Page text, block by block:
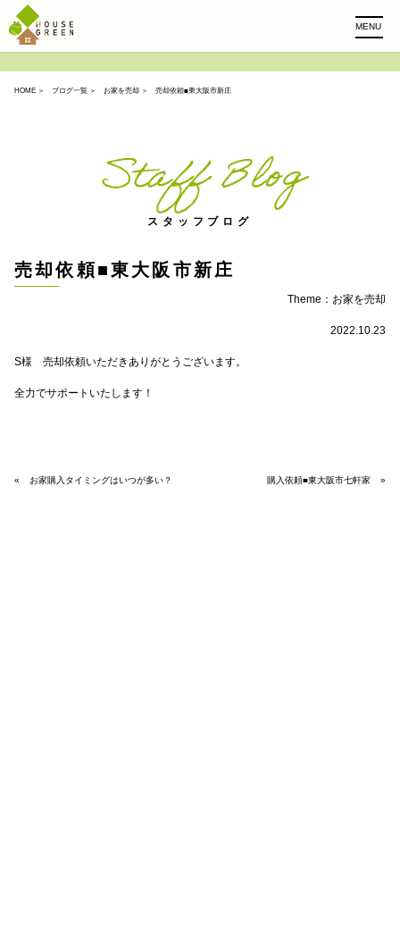
MENU
HOME ＞ ブログ一覧 ＞ お家を売却 ＞ 売却依頼■東大阪市新庄
Staff Blog
スタッフブログ
売却依頼■東大阪市新庄
Theme： お家を売却
2022.10.23
S様 売却依頼いただきありがとうございます。
全力でサポートいたします！
« お家購入タイミングはいつが多い？ 購入依頼■東大阪市七軒家 »